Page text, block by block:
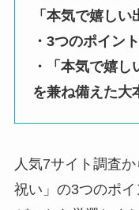
「本気で嬉し
・3つのポイン
・「本気で嬉
を兼ね備えた大
人気7サイト調査
祝い」の3つのポ